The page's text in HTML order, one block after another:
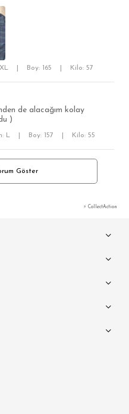
Boy: 165 Kilo: 57
de alacağım kolay
)
L Boy: 157 Kilo: 55
Göster
⚡ CollectAction